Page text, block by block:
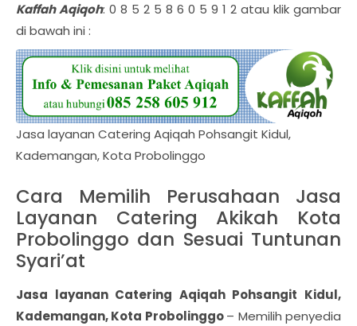
Kaffah Aqiqoh: 0 8 5 2 5 8 6 0 5 9 1 2 atau klik gambar
di bawah ini :
Jasa layanan Catering Aqiqah Pohsangit Kidul,
Kademangan, Kota Probolinggo
Cara Memilih Perusahaan Jasa
Layanan Catering Akikah Kota
Probolinggo dan Sesuai Tuntunan
Syari’at
Jasa layanan Catering Aqiqah Pohsangit Kidul,
Kademangan, Kota Probolinggo– Memilih penyedia